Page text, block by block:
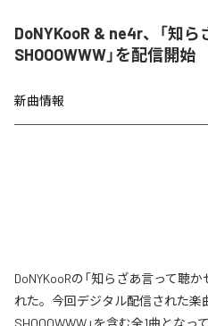
DoNYKooR & ne4r、「知
SHOOOWWW」を配信開始
新曲情報
DoNYKooRの「知らざあ言って聴
れた。今回デジタル配信された楽